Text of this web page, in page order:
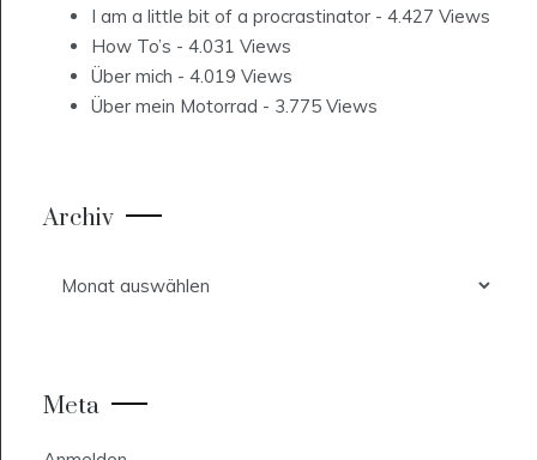
I am a little bit of a procrastinator - 4.427 Views
How To’s - 4.031 Views
Über mich - 4.019 Views
Über mein Motorrad - 3.775 Views
Archiv
Meta